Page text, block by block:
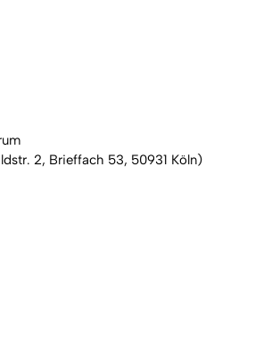
2, Brieffach 53, 50931 Köln)